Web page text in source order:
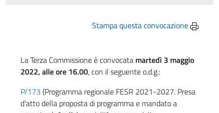
Stampa questa convocazione
La Terza Commissione è convocata martedì 3 maggio
2022, alle ore 16.00, con il seguente o.d.g.:
P/173 (Programma regionale FESR 2021-2027. Presa
d'atto della proposta di programma e mandato a